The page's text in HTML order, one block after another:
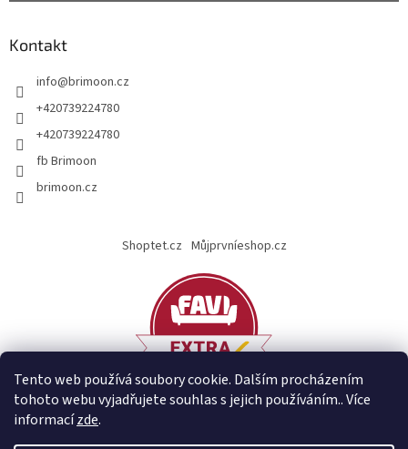
Tento web používá soubory cookie. Dalším procházením
tohoto webu vyjadřujete souhlas s jejich používáním.. Více
informacízde.
Kontakt
info@brimoon.cz
+420739224780
+420739224780
fb Brimoon
brimoon.cz
Shoptet.cz Můjprvníeshop.cz